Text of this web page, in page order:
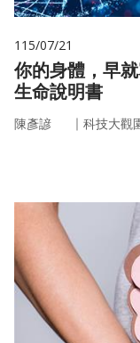
115/07/21
你的身體，早
生命說明書
陳彥諺 ｜ 科技大觀